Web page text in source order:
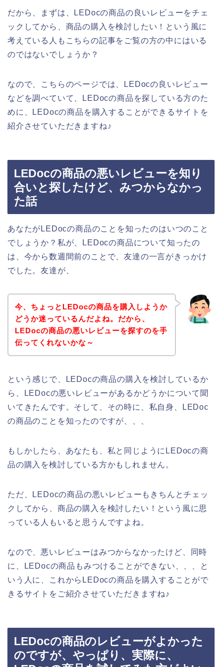
だから、まずは、LEDocの商品の良いレビューをチェ
ックしてから、商品の購入を検討したい！という風に
考えている人もこちらの記事をご覧の方の中にはいる
のではないでしょうか？
なので、こちらのページでは、LEDocの良いレビュー
などを調べていて、LEDocの商品を探している方のた
めに、LEDocの商品を購入することができるサイトを
紹介させていただきますね♪
LEDocの商品の悪いレビューを知り
合いと探したけど、みつからなかっ
た話
あなたがLEDocの商品のことを知ったのはいつのこと
でしょうか？私が、LEDocの商品について知ったの
は、今から数週間前のことで、友達の一言がきっかけ
でした。友達が、
今、ちょっとLEDocの商品を購入しようか
どうか迷っているんだよね。だから、
LEDocの商品の悪いレビューを探すのを手
伝ってくれないかな～
という感じで、LEDocの商品の購入を検討しているか
ら、LEDocの悪いレビューがあるかどうかについて聞
いてきたんです。そして、その時に、私自身、LEDoc
の商品のことを知ったのですが、、、
もしかしたら、あなたも、私と同じようにLEDocの商
品の購入を検討している方かもしれません。
ただ、LEDocの商品の悪いレビューもきちんとチェッ
クしてから、商品の購入を検討したい！という風に思
っている人もいると思うんですよね。
なので、悪いレビューはみつからなかったけど、同時
に、LEDocの商品もみつけることができない、、、と
いう人に、これからLEDocの商品を購入することがで
きるサイトをご紹介させていただきますね♪
LEDocの商品のレビューがよかった
のですが、やっぱり、実際に、